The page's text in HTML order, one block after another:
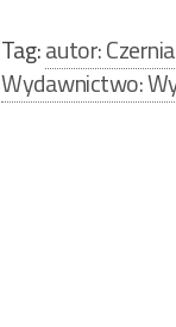
Tag:autor:
Wydawnictwo: